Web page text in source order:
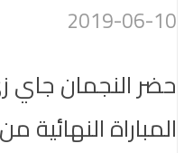
2019-06-10
حضر النجمان جاي
المباراة